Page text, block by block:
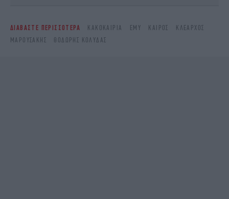
ΔΙΑΒΑΣΤΕ ΠΕΡΙΣΣΟΤΕΡΑ ΚΑΚΟΚΑΙΡΊΑ ΕΜΥ ΚΑΙΡΌΣ
ΚΛΕΑΡΧΟΣ
ΜΑΡΟΥΣΑΚΗΣ
ΘΟΔΩΡΉΣ ΚΟΛΥΔΆΣ